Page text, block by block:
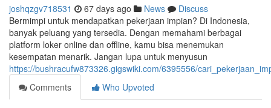
joshqzgv718531 67 days ago News
Discuss
Bermimpi untuk mendapatkan pekerjaan impian? Di Indonesia,
banyak peluang yang tersedia. Dengan memahami berbagai
platform loker online dan offline, kamu bisa menemukan
kesempatan menarik. Jangan lupa untuk menyusun
https://bushracufw873326.gigswiki.com/6395556/
Comments
Who Upvoted